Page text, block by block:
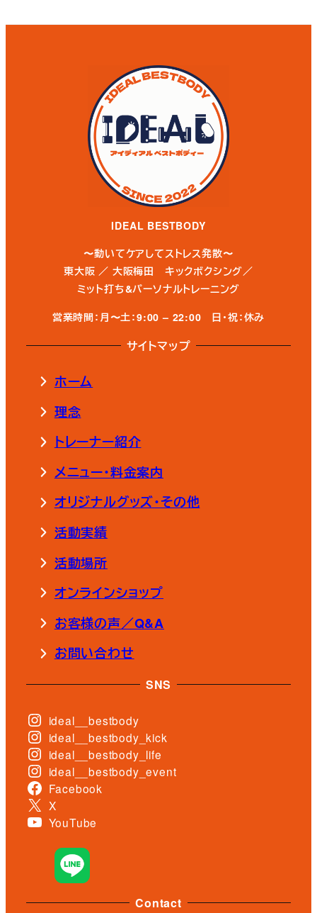
IDEAL BESTBODY
〜動いてケアしてストレス発散〜
東大阪 ／ 大阪梅田 キックボクシング／
ミット打ち&パーソナルトレーニング
営業時間：月〜土：9:00 – 22:00
日・祝：休み
サイトマップ
ホーム
理念
トレーナー紹介
メニュー・料金案内
オリジナルグッズ・その他
活動実績
活動場所
オンラインショップ
お客様の声／Q&A
お問い合わせ
SNS
ideal__bestbody
ideal__bestbody_kick
ideal__bestbody_life
ideal__bestbody_event
Facebook
X
YouTube
Contact